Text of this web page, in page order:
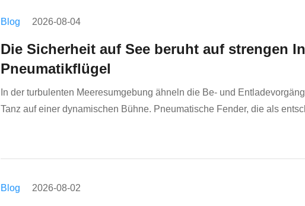
Blog 2026-08-04
Die Sicherheit auf See beruht auf strengen
Pneumatikflügel
In der turbulenten Meeresumgebung ähneln die Be- und
Tanz auf einer dynamischen Bühne. Pneumatische Fender, die als
Blog 2026-08-02